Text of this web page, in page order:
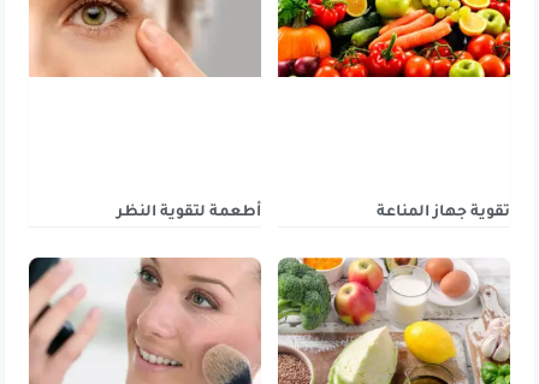
تقوية جهاز المناعة أطعمة لتقوية النظر